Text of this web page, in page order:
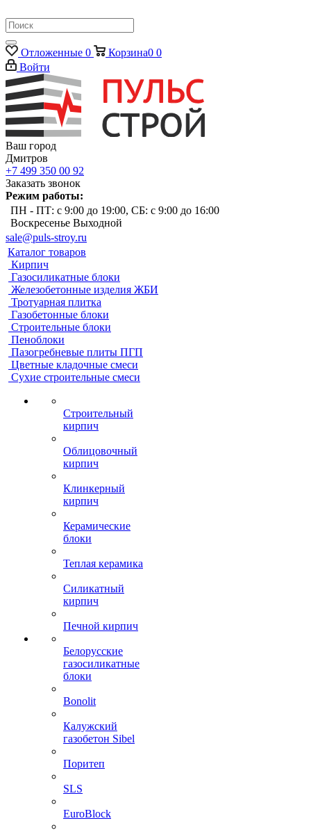
Отложенные 0 Корзина0 0
Войти
Ваш город
Дмитров
+7 499 350 00 92
Заказать звонок
Режим работы:
ПН - ПТ: с 9:00 до 19:00, СБ: с 9:00 до 16:00
Воскресенье Выходной
sale@puls-stroy.ru
Каталог товаров
Кирпич
Газосиликатные блоки
Железобетонные изделия ЖБИ
Тротуарная плитка
Газобетонные блоки
Строительные блоки
Пеноблоки
Пазогребневые плиты ПГП
Цветные кладочные смеси
Сухие строительные смеси
Строительный
кирпич
Облицовочный
кирпич
Клинкерный
кирпич
Керамические
блоки
Теплая керамика
Силикатный
кирпич
Печной кирпич
Белорусские
газосиликатные
блоки
Bonolit
Калужский
газобетон Sibel
Поритеп
SLS
EuroBlock